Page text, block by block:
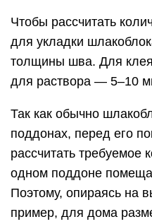
Чтобы рассчитать
для укладки
толщины шва. Для
для раствора — 5–10
Так как обычно
поддонах, перед его
рассчитать требуемое
одном поддоне
Поэтому, опираясь на
пример, для дома